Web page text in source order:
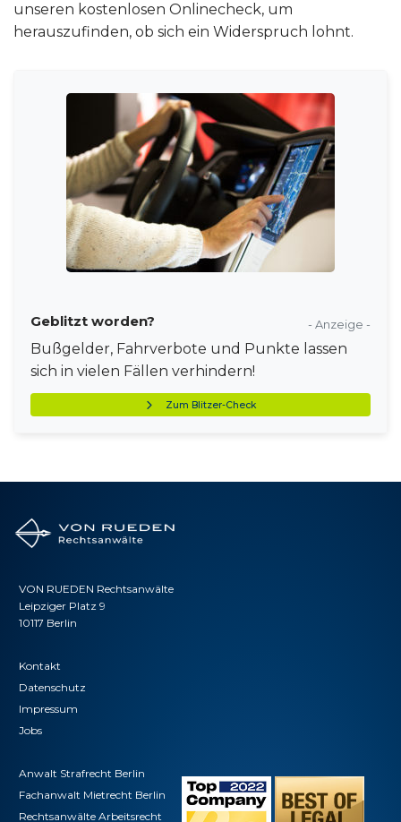
unseren kostenlosen Onlinecheck, um
herauszufinden, ob sich ein Widerspruch lohnt.
- Anzeige -
Geblitzt worden?
Bußgelder, Fahrverbote und Punkte lassen
sich in vielen Fällen verhindern!
Zum Blitzer-Check
VON RUEDEN Rechtsanwälte
Leipziger Platz 9
10117 Berlin
Kontakt
Datenschutz
Impressum
Jobs
Anwalt Strafrecht Berlin
Fachanwalt Mietrecht Berlin
Rechtsanwälte Arbeitsrecht